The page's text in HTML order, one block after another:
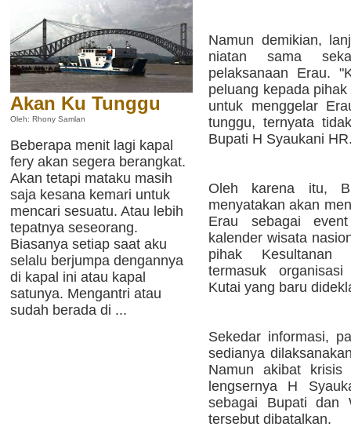
Akan Ku Tunggu
Oleh: Rhony Samlan
Beberapa menit lagi kapal
fery akan segera berangkat.
Akan tetapi mataku masih
saja kesana kemari untuk
mencari sesuatu. Atau lebih
tepatnya seseorang.
Biasanya setiap saat aku
selalu berjumpa dengannya
di kapal ini atau kapal
satunya. Mengantri atau
sudah berada di ...
Namun demikian,
niatan sama
pelaksanaan Erau.
peluang kepada
untuk menggelar
tunggu, ternyata
Bupati H Syaukani
Oleh karena itu,
menyatakan akan
Erau sebagai
kalender wisata
pihak Kesultanan
termasuk
Kutai yang baru
Sekedar informasi,
sedianya
Namun akibat
lengsernya H
sebagai Bupati dan
tersebut dibatalkan.